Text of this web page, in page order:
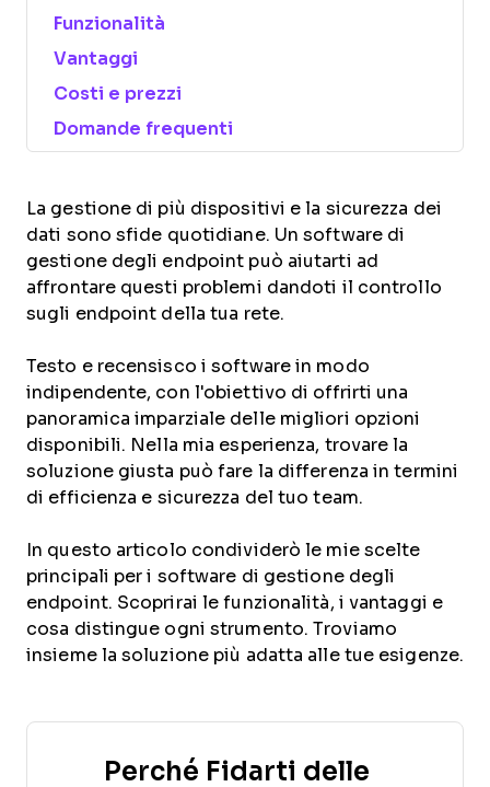
Funzionalità
Vantaggi
Costi e prezzi
Domande frequenti
La gestione di più dispositivi e la sicurezza dei
dati sono sfide quotidiane. Un software di
gestione degli endpoint può aiutarti ad
affrontare questi problemi dandoti il controllo
sugli endpoint della tua rete.
Testo e recensisco i software in modo
indipendente, con l'obiettivo di offrirti una
panoramica imparziale delle migliori opzioni
disponibili. Nella mia esperienza, trovare la
soluzione giusta può fare la differenza in termini
di efficienza e sicurezza del tuo team.
In questo articolo condividerò le mie scelte
principali per i software di gestione degli
endpoint. Scoprirai le funzionalità, i vantaggi e
cosa distingue ogni strumento. Troviamo
insieme la soluzione più adatta alle tue esigenze.
Perché Fidarti delle